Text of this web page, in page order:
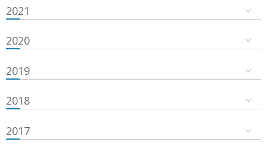
2021
2020
2019
2018
2017